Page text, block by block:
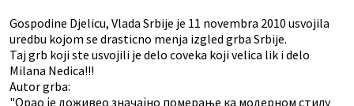
Gospodine Djelicu, Vlada Srbije je 11 novembra 2010 usvojila
uredbu kojom se drasticno menja izgled grba Srbije.
Taj grb koji ste usvojili je delo coveka koji velica lik i delo
Milana Nedica!!!
Autor grba:
"Орао је доживео значајно померање ка модерном стилу